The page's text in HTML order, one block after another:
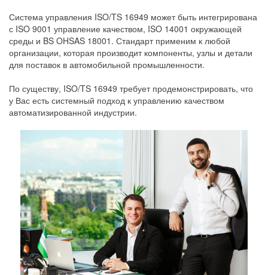
Система управления ISO/TS 16949 может быть интегрирована
с ISO 9001 управление качеством, ISO 14001 окружающей
среды и BS OHSAS 18001. Стандарт применим к любой
организации, которая производит компоненты, узлы и детали
для поставок в автомобильной промышленности.
По существу, ISO/TS 16949 требует продемонстрировать, что
у Вас есть системный подход к управлению качеством
автоматизированной индустрии.